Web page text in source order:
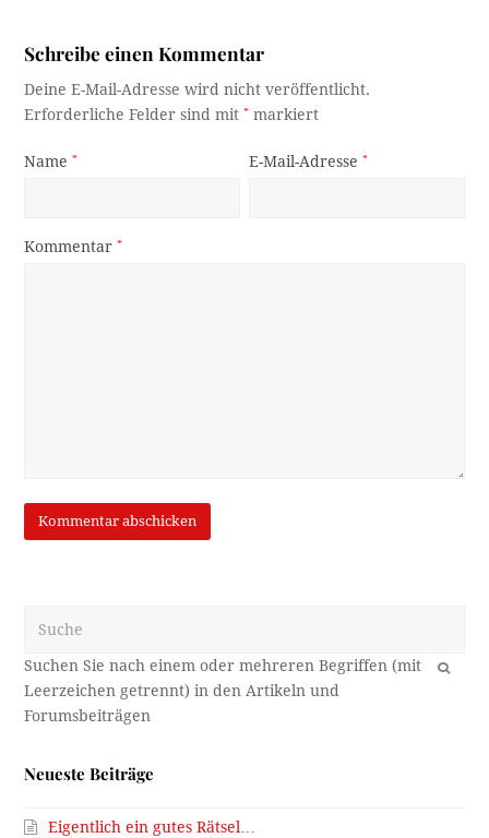
Schreibe einen Kommentar
Deine E-Mail-Adresse wird nicht veröffentlicht.
Erforderliche Felder sind mit* markiert
Name* E-Mail-Adresse*
Kommentar*
OK
Neueste Beiträge
Eigentlich ein gutes Rätsel…